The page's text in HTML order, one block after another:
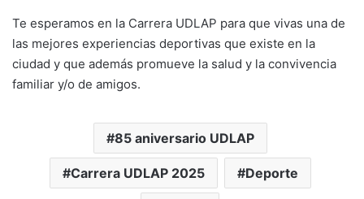
Te esperamos en la Carrera UDLAP para que vivas una de
las mejores experiencias deportivas que existe en la
ciudad y que además promueve la salud y la convivencia
familiar y/o de amigos.
85 aniversario UDLAP
Carrera UDLAP 2025 Deporte